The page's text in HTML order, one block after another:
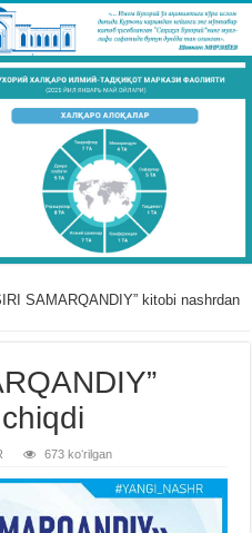
SAMARQANDIY” kitobi nashrdan
673 koʻrilgan